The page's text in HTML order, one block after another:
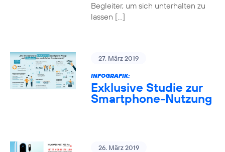
Begleiter, um sich unterhalten zu
lassen […]
27. März 2019
INFOGRAFIK:
Exklusive Studie zur
Smartphone-Nutzung
26. März 2019